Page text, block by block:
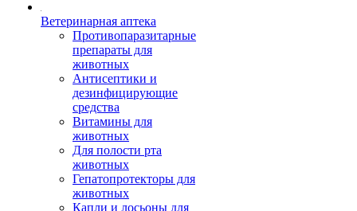
Ветеринарная аптека
Противопаразитарные
препараты для
животных
Антисептики и
дезинфицирующие
средства
Витамины для
животных
Для полости рта
животных
Гепатопротекторы для
животных
Капли и лосьоны для